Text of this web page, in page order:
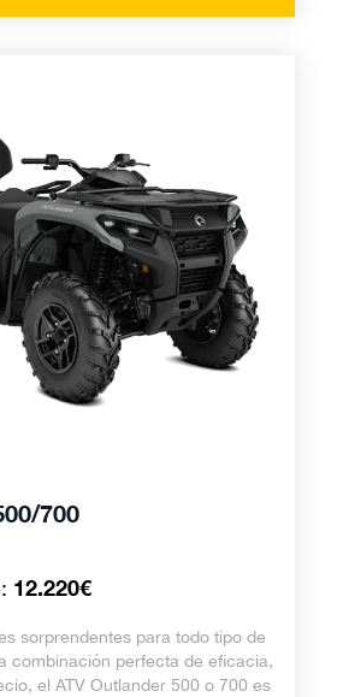
700
12.220€
sorprendentes para todo tipo de
combinación perfecta de eficacia,
el ATV Outlander 500 o 700 es